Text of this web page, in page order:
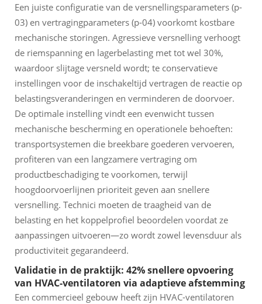
Een juiste configuratie van de versnellingsparameters (p-
03) en vertragingparameters (p-04) voorkomt kostbare
mechanische storingen. Agressieve versnelling verhoogt
de riemspanning en lagerbelasting met tot wel 30%,
waardoor slijtage versneld wordt; te conservatieve
instellingen voor de inschakeltijd vertragen de reactie op
belastingsveranderingen en verminderen de doorvoer.
De optimale instelling vindt een evenwicht tussen
mechanische bescherming en operationele behoeften:
transportsystemen die breekbare goederen vervoeren,
profiteren van een langzamere vertraging om
productbeschadiging te voorkomen, terwijl
hoogdoorvoerlijnen prioriteit geven aan snellere
versnelling. Technici moeten de traagheid van de
belasting en het koppelprofiel beoordelen voordat ze
aanpassingen uitvoeren—zo wordt zowel levensduur als
productiviteit gegarandeerd.
Validatie in de praktijk: 42% snellere opvoering
van HVAC-ventilatoren via adaptieve afstemming
Een commercieel gebouw heeft zijn HVAC-ventilatoren